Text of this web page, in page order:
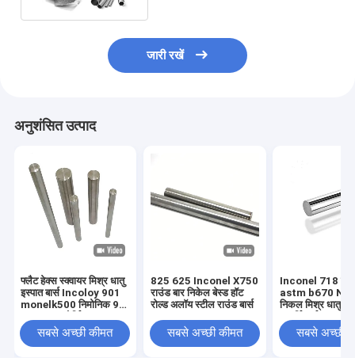
जारी रखें
अनुशंसित उत्पाद
फ्लैट हेक्स स्क्वायर मिश्र धातु
इस्पात बार्स Incoloy 901
monelk500 निमोनिक 90
सबसे अच्छी कीमत
825 625 Inconel X750
राउंड बार निकेल बेस्ड हॉट
रोल्ड अलॉय स्टील राउंड बार्स
सबसे अच्छी कीमत
Inconel 718
astm b670
निकल मिश्र धातु
सबसे अच्छी